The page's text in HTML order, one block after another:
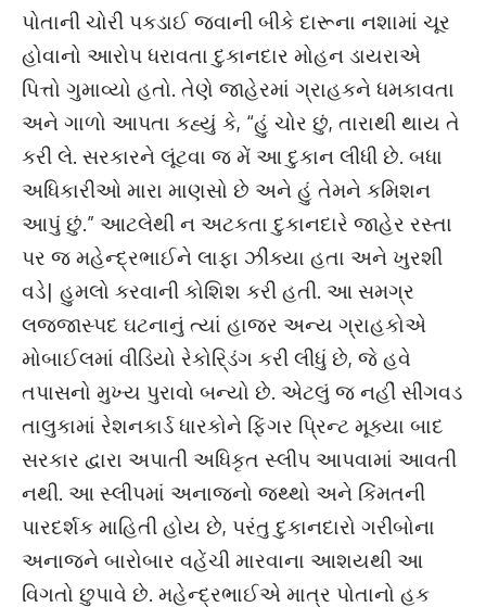
પોતાની ચોરી પકડાઈ જવાની બીકે દારૂના નશામાં ચૂર
હોવાનો આરોપ ધરાવતા દુકાનદાર મોહન ડાયરાએ
પિત્તો ગુમાવ્યો હતો. તેણે જાહેરમાં ગ્રાહકને ધમકાવતા
અને ગાળો આપતા કહ્યું કે, “હું ચોર છું, તારાથી થાય તે
કરી લે. સરકારને લૂંટવા જ મેં આ દુકાન લીધી છે. બધા
અધિકારીઓ મારા માણસો છે અને હું તેમને કમિશન
આપું છું.” આટલેથી ન અટકતા દુકાનદારે જાહેર રસ્તા
પર જ મહેન્દ્રભાઈને લાફા ઝીંક્યા હતા અને ખુરશી
વડે| હુમલો કરવાની કોશિશ કરી હતી. આ સમગ્ર
લજ્જાસ્પદ ઘટનાનું ત્યાં હાજર અન્ય ગ્રાહકોએ
મોબાઈલમાં વીડિયો રેકોરિ્ડંગ કરી લીધું છે, જે હવે
તપાસનો મુખ્ય પુરાવો બન્યો છે. એટલું જ નહીં સીંગવડ
તાલુકામાં રેશનકાર્ડ ધારકોને ફિંગર પિ્રન્ટ મૂક્યા બાદ
સરકાર દ્વારા અપાતી અધિકૃત સ્લીપ આપવામાં આવતી
નથી. આ સ્લીપમાં અનાજનો જથ્થો અને કિંમતની
પારદર્શક માહિતી હોય છે, પરંતુ દુકાનદારો ગરીબોના
અનાજને બારોબાર વહેંચી મારવાના આશયથી આ
વિગતો છુપાવે છે. મહેન્દ્રભાઈએ માત્ર પોતાનો હક